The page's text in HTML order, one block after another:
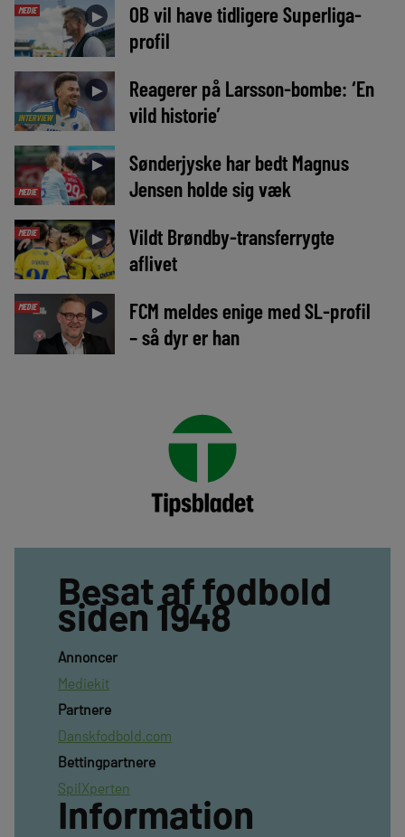
MEDIE ►
OB vil have tidligere Superliga-
profil
INTERVIEW
►
Reagerer på Larsson-bombe: ‘En
vild historie’
MEDIE
►
Sønderjyske har bedt Magnus
Jensen holde sig væk
MEDIE ►
Vildt Brøndby-transferrygte
aflivet
MEDIE ►
FCM meldes enige med SL-profil
– så dyr er han
Besat af fodbold
siden 1948
Annoncer
Mediekit
Partnere
Danskfodbold.com
Bettingpartnere
SpilXperten
Information